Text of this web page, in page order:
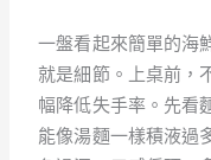
一盤看起來簡單的海
就是細節。上桌前，
幅降低失手率。先看
能像湯麵一樣積液過